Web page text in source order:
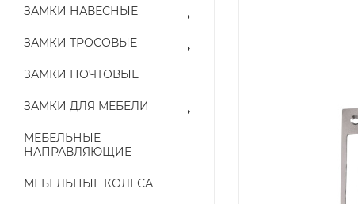
ЗАМКИ НАВЕСНЫЕ
ЗАМКИ ТРОСОВЫЕ
ЗАМКИ ПОЧТОВЫЕ
ЗАМКИ ДЛЯ МЕБЕЛИ
МЕБЕЛЬНЫЕ
НАПРАВЛЯЮЩИЕ
МЕБЕЛЬНЫЕ КОЛЕСА